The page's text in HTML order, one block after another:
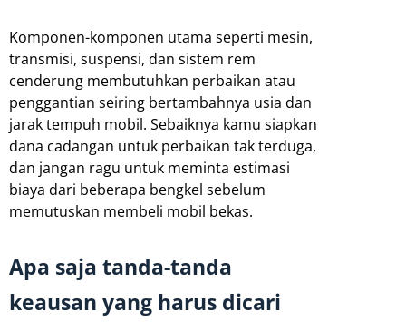
Komponen-komponen utama seperti mesin,
transmisi, suspensi, dan sistem rem
cenderung membutuhkan perbaikan atau
penggantian seiring bertambahnya usia dan
jarak tempuh mobil. Sebaiknya kamu siapkan
dana cadangan untuk perbaikan tak terduga,
dan jangan ragu untuk meminta estimasi
biaya dari beberapa bengkel sebelum
memutuskan membeli mobil bekas.
Apa saja tanda-tanda
keausan yang harus dicari